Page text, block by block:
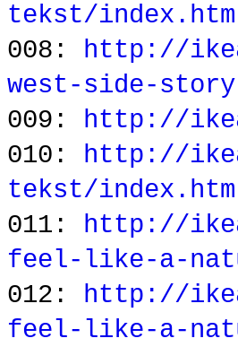
tekst/
008: http://
west-side-
009: http://
010: http://
tekst/
011: http://
feel-like-a-
012: http://
feel-like-a-